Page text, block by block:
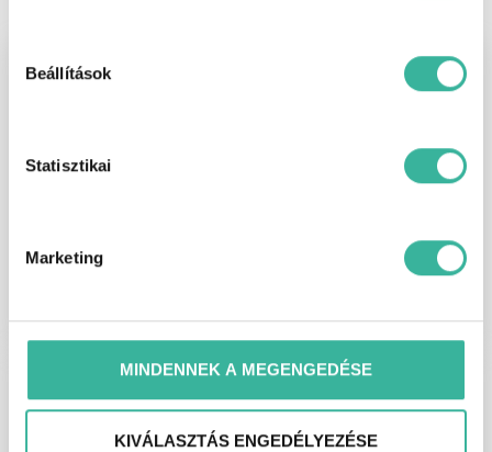
Beállítások
Statisztikai
Marketing
MINDENNEK A MEGENGEDÉSE
KIVÁLASZTÁS ENGEDÉLYEZÉSE